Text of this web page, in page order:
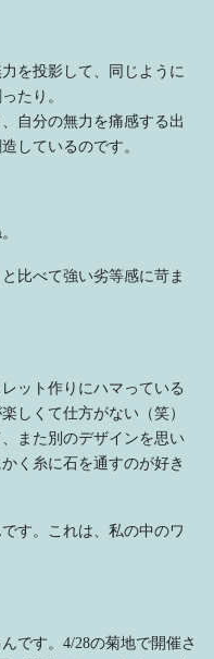
を投影して、同じように
たり。
自分の無力を痛感する出
しているのです。
比べて強い劣等感に苛ま
ット作りにハマっている
しくて仕方がない（笑）
また別のデザインを思い
く糸に石を通すのが好き
す。これは、私の中のワ
です。4/28の菊地で開催さ